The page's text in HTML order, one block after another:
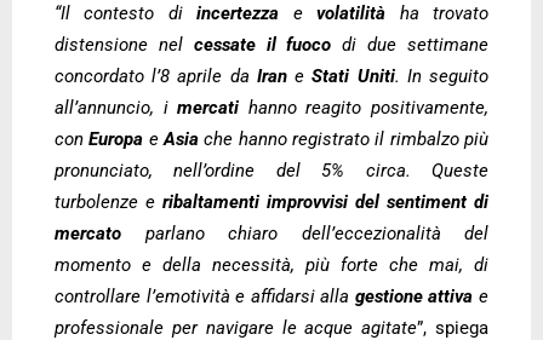
“Il contesto diincertezza evolatilità ha trovato
distensione nel cessate il fuoco di due settimane
concordato l’8 aprile da IraneStati Uniti. In seguito
all’annuncio, imercati hanno reagito positivamente,
conEuropa eAsia che hanno registrato il rimbalzo più
pronunciato, nell’ordine del 5% circa. Queste
turbolenze e ribaltamenti improvvisi del sentiment di
mercato parlano chiaro dell’eccezionalità del
momento e della necessità, più forte che mai, di
controllare l’emotività e affidarsi alla gestione attiva e
professionale per navigare le acque agitate”, spiega